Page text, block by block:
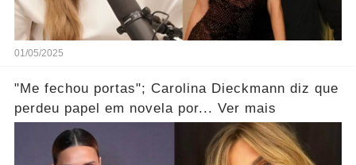
01/05/2025
"Me fechou portas"; Carolina Dieckmann diz que
perdeu papel em novela por... Ver mais